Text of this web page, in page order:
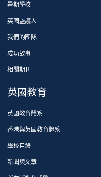
暑期學校
英國監護人
我們的團隊
成功故事
相關期刊
英國教育
英國教育體系
香港與英國教育體系
學校目錄
新聞與文章